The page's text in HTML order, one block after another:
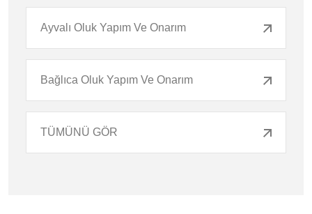
Ayvalı Oluk Yapım Ve Onarım
Bağlıca Oluk Yapım Ve Onarım
TÜMÜNÜ GÖR